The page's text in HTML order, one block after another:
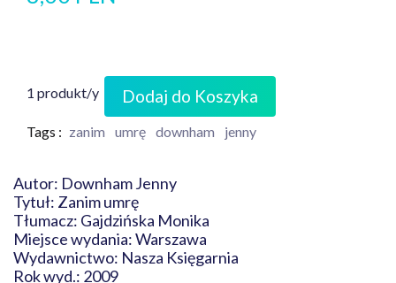
1 produkt/y Dodaj do Koszyka
Tags : zanim umrę downham jenny
Autor: Downham Jenny
Tytuł: Zanim umrę
Tłumacz: Gajdzińska Monika
Miejsce wydania: Warszawa
Wydawnictwo: Nasza Księgarnia
Rok wyd.: 2009